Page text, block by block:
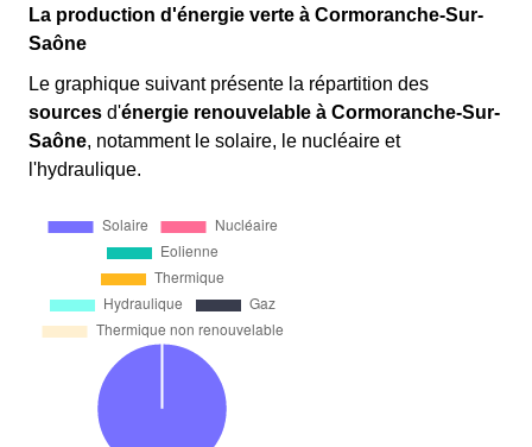
La production d'énergie verte à Cormoranche-Sur-
Saône
Le graphique suivant présente la répartition des
sources d'énergie renouvelable à Cormoranche-Sur-
Saône, notamment le solaire, le nucléaire et
l'hydraulique.